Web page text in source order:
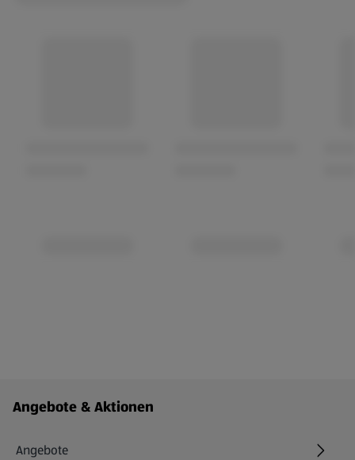
Fußzeilenmenü - weitere Links
Angebote & Aktionen
Angebote